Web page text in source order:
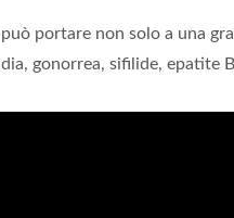
può portare non solo a una
gonorrea, sifilide, epatite